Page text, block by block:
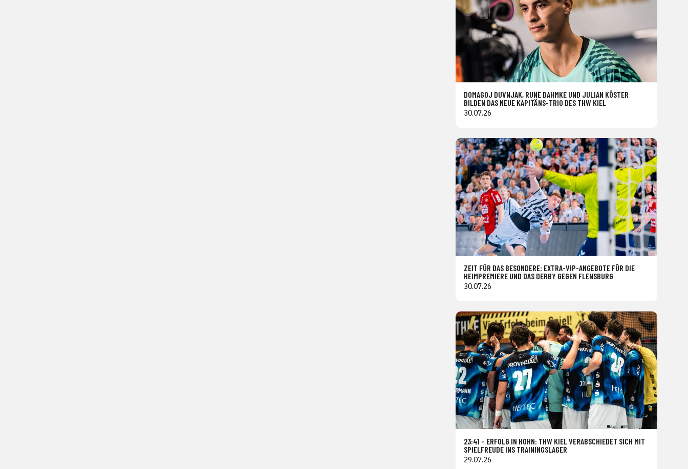
DOMAGOJ DUVNJAK, RUNE DAHMKE UND JULIAN KÖSTER
BILDEN DAS NEUE KAPITÄNS-TRIO DES THW KIEL
30.07.26
ZEIT FÜR DAS BESONDERE: EXTRA-VIP-ANGEBOTE FÜR DIE
HEIMPREMIERE UND DAS DERBY GEGEN FLENSBURG
30.07.26
23:41 – ERFOLG IN HOHN: THW KIEL VERABSCHIEDET SICH MIT
SPIELFREUDE INS TRAININGSLAGER
29.07.26